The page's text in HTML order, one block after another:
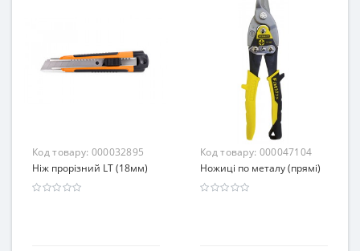
Код товару: 000032895
Ніж прорізний LT (18мм)
Код товару: 000047104
Ножиці по металу (прямі)